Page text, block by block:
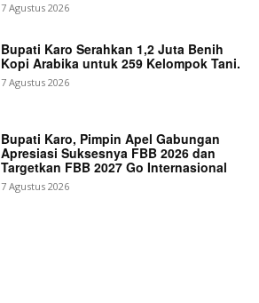
7 Agustus 2026
Bupati Karo Serahkan 1,2 Juta Benih
Kopi Arabika untuk 259 Kelompok Tani.
7 Agustus 2026
Bupati Karo, Pimpin Apel Gabungan
Apresiasi Suksesnya FBB 2026 dan
Targetkan FBB 2027 Go Internasional
7 Agustus 2026